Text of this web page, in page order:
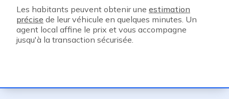
Les habitants peuvent obtenir une estimation
précise de leur véhicule en quelques minutes. Un
agent local affine le prix et vous accompagne
jusqu'à la transaction sécurisée.